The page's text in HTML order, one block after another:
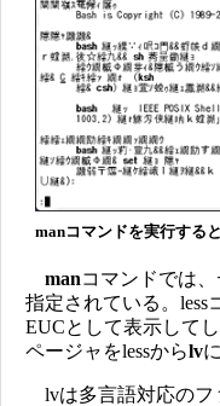
manコマンドを実行する
manコマンドでは
指定されている。less
EUCとして表示して
ページャをlessからlv
lvは多言語対応のフ